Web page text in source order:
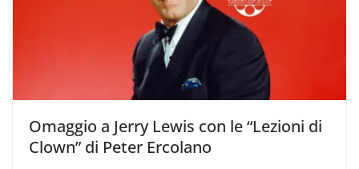
Omaggio a Jerry Lewis con le “Lezioni di
Clown” di Peter Ercolano